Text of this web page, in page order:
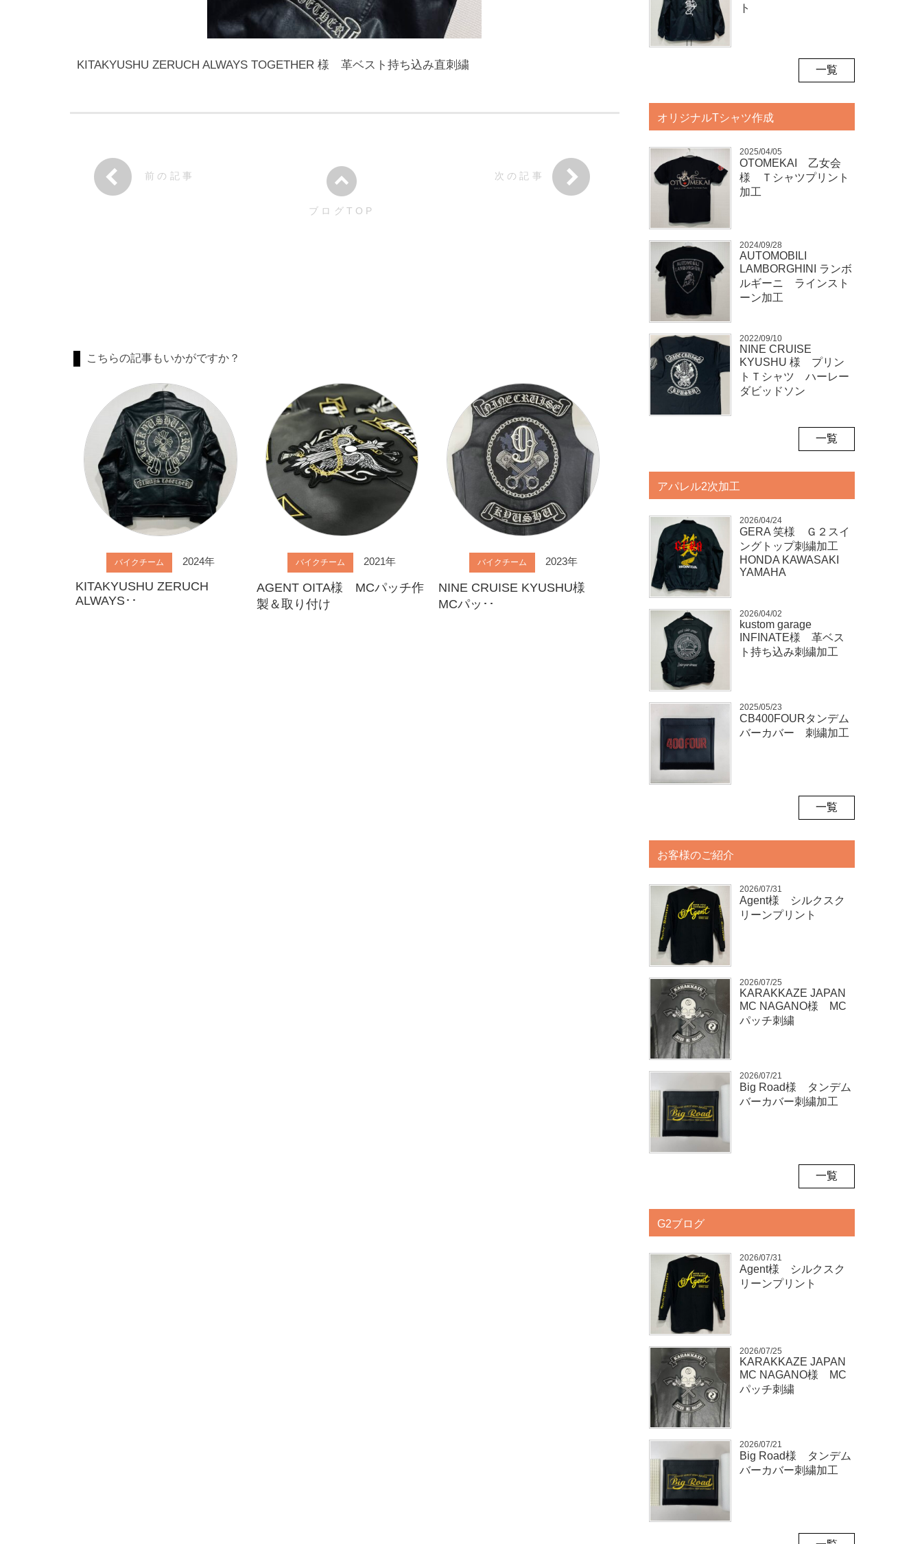
KITAKYUSHU ZERUCH ALWAYS TOGETHER 様 革ベスト持ち込み直刺繍
前の記事
ブログTOP
次の記事
こちらの記事もいかがですか？
バイクチーム 2024年
KITAKYUSHU ZERUCH
ALWAYS･･
バイクチーム 2021年
AGENT OITA様 MCパッチ作
製＆取り付け
バイクチーム 2023年
NINE CRUISE KYUSHU様
MCパッ･･
ト
一覧
オリジナルTシャツ作成
2025/04/05
OTOMEKAI 乙女会
様 Ｔシャツプリント
加工
2024/09/28
AUTOMOBILI
LAMBORGHINI ランボ
ルギーニ ラインスト
ーン加工
2022/09/10
NINE CRUISE
KYUSHU 様 プリン
トＴシャツ ハーレー
ダビッドソン
一覧
アパレル2次加工
2026/04/24
GERA 笑様 Ｇ２スイ
ングトップ刺繍加工
HONDA KAWASAKI
YAMAHA
2026/04/02
kustom garage
INFINATE様 革ベス
ト持ち込み刺繍加工
2025/05/23
CB400FOURタンデム
バーカバー 刺繍加工
一覧
お客様のご紹介
2026/07/31
Agent様 シルクスク
リーンプリント
2026/07/25
KARAKKAZE JAPAN
MC NAGANO様 MC
パッチ刺繍
2026/07/21
Big Road様 タンデム
バーカバー刺繍加工
一覧
G2ブログ
2026/07/31
Agent様 シルクスク
リーンプリント
2026/07/25
KARAKKAZE JAPAN
MC NAGANO様 MC
パッチ刺繍
2026/07/21
Big Road様 タンデム
バーカバー刺繍加工